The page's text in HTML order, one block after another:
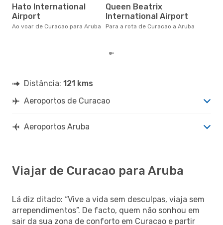
Hato International
Airport
Ao voar de Curacao para Aruba
Queen Beatrix
International Airport
Para a rota de Curacao a Aruba
Distância: 121 kms
Aeroportos de Curacao
Aeroportos Aruba
Viajar de Curacao para Aruba
Lá diz ditado: “Vive a vida sem desculpas, viaja sem
arrependimentos”. De facto, quem não sonhou em
sair da sua zona de conforto em Curacao e partir